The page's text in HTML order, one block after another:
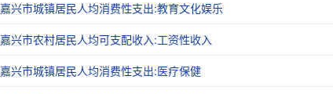
嘉兴市城镇居民人均消费性支出:教育文化娱乐
嘉兴市农村居民人均可支配收入:工资性收入
嘉兴市城镇居民人均消费性支出:医疗保健